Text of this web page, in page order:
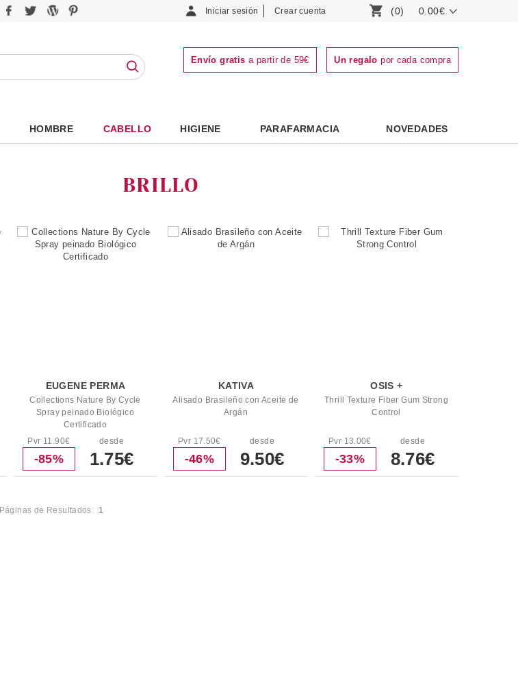
Iniciar sesión Crear cuenta (0) 0.00€
Envío gratis a partir de 59€ Un regalo por cada compra
HOMBRE CABELLO HIGIENE PARAFARMACIA NOVEDADES
BRILLO
EUGENE PERMA
Collections Nature By Cycle
Spray peinado Biológico
Certificado
Pvr 11.90€
-85%
desde
1.75€
KATIVA
Alisado Brasileño con Aceite de
Argán
Pvr 17.50€
-46%
desde
9.50€
OSIS +
Thrill Texture Fiber Gum Strong
Control
Pvr 13.00€
-33%
desde
8.76€
Páginas de Resultados:1